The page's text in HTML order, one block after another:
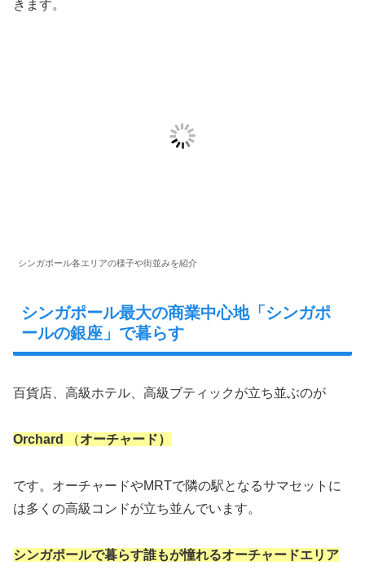
きます。
シンガポール各エリアの様子や街並みを紹介
シンガポール最大の商業中心地「シンガポ
ールの銀座」で暮らす
百貨店、高級ホテル、高級ブティックが立ち並ぶのが
Orchard （オーチャード）
です。オーチャードやMRTで隣の駅となるサマセットに
は多くの高級コンドが立ち並んでいます。
シンガポールで暮らす誰もが憧れるオーチャードエリア